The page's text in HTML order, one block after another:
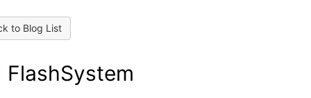
to Blog List
FlashSystem